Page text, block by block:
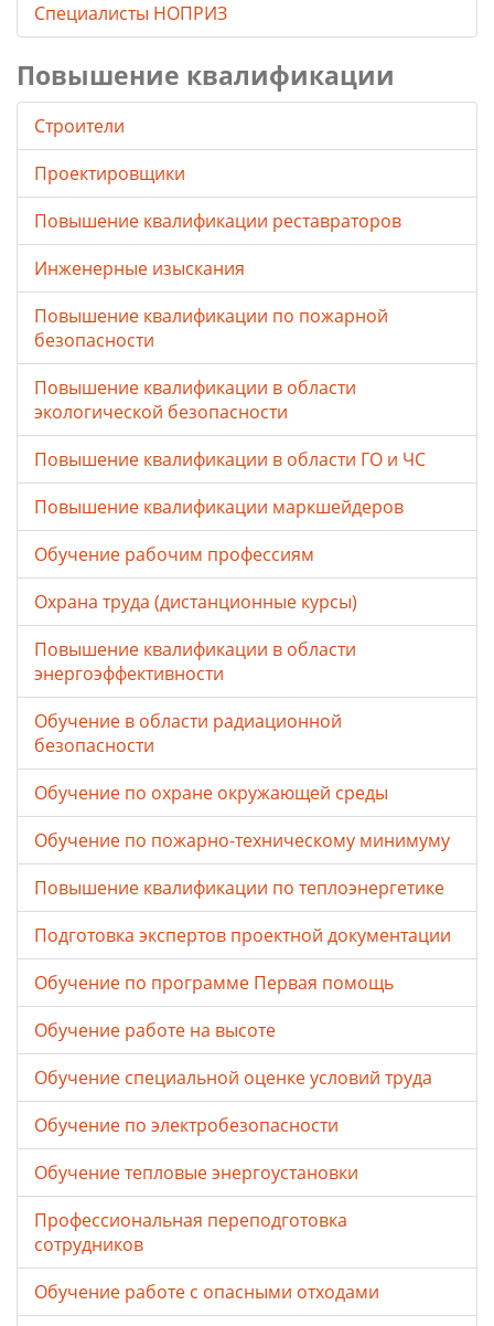
Специалисты НОПРИЗ
Повышение квалификации
Строители
Проектировщики
Повышение квалификации реставраторов
Инженерные изыскания
Повышение квалификации по пожарной
безопасности
Повышение квалификации в области
экологической безопасности
Повышение квалификации в области ГО и ЧС
Повышение квалификации маркшейдеров
Обучение рабочим профессиям
Охрана труда (дистанционные курсы)
Повышение квалификации в области
энергоэффективности
Обучение в области радиационной
безопасности
Обучение по охране окружающей среды
Обучение по пожарно-техническому минимуму
Повышение квалификации по теплоэнергетике
Подготовка экспертов проектной документации
Обучение по программе Первая помощь
Обучение работе на высоте
Обучение специальной оценке условий труда
Обучение по электробезопасности
Обучение тепловые энергоустановки
Профессиональная переподготовка
сотрудников
Обучение работе с опасными отходами